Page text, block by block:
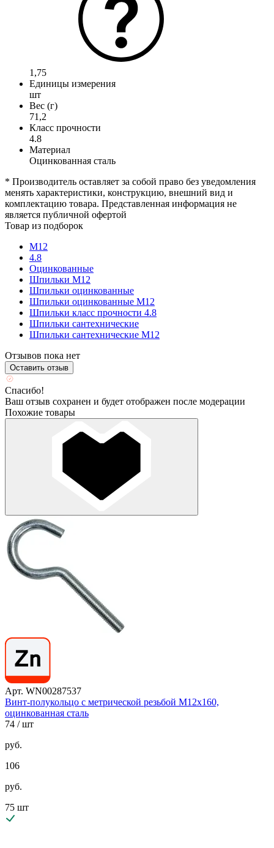
1,75
Единицы измерения
шт
Вес (г)
71,2
Класс прочности
4.8
Материал
Оцинкованная сталь
* Производитель оставляет за собой право без уведомления
менять характеристики, конструкцию, внешний вид и
комплектацию товара. Представленная информация не
является публичной офертой
Товар из подборок
М12
4.8
Оцинкованные
Шпильки М12
Шпильки оцинкованные
Шпильки оцинкованные М12
Шпильки класс прочности 4.8
Шпильки сантехнические
Шпильки сантехнические М12
Отзывов пока нет
Оставить отзыв
Спасибо!
Ваш отзыв сохранен и будет отображен после модерации
Похожие товары
Арт. WN00287537
Винт-полукольцо с метрической резьбой М12х160,
оцинкованная сталь
74 / шт
руб.
106
руб.
75 шт